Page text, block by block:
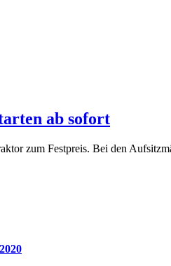
ab sofort
zum Festpreis. Bei den